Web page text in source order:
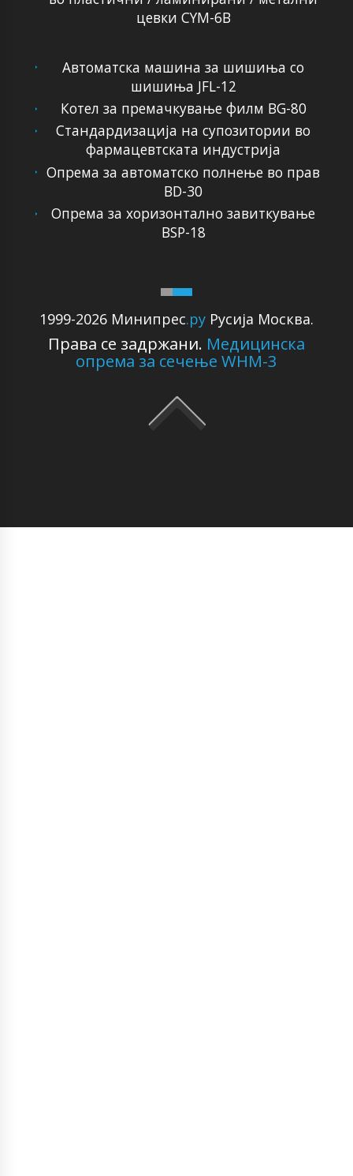
цевки CYM-6B
1999-2026 Минипрес.ру Русија Москва.
Права се задржани. Медицинска
опрема за сечење WHM-3
Автоматска машина за шишиња со
шишиња JFL-12
Котел за премачкување филм BG-80
Стандардизација на супозитории во
фармацевтската индустрија
Опрема за автоматско полнење во прав
BD-30
Опрема за хоризонтално завиткување
BSP-18